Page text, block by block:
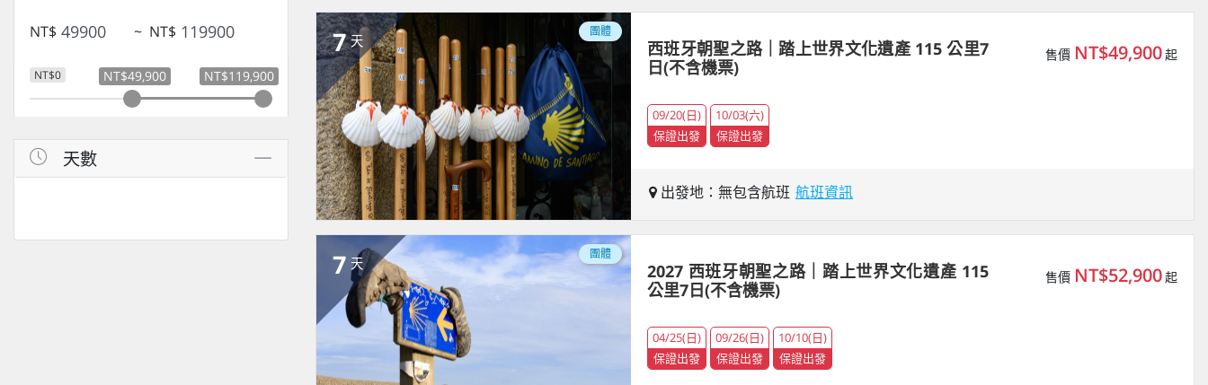
NT$ ~ NT$
NT$0 NT$49,900 NT$119,900
天數
7 天
團體
西班牙朝聖之路｜踏上世界文化遺產 115 公里7
日(不含機票)
售價 NT$49,900起
09/20(日)
保證出發
10/03(六)
保證出發
出發地：無包含航班 航班資訊
7 天
團體
2027 西班牙朝聖之路｜踏上世界文化遺產 115
公里7日(不含機票)
售價 NT$52,900起
04/25(日)
保證出發
09/26(日)
保證出發
10/10(日)
保證出發